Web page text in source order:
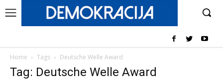
Home Tags Deutsche Welle Award
Tag: Deutsche Welle Award